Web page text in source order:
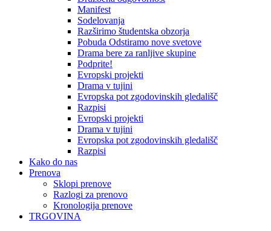
Manifest
Sodelovanja
Razširimo študentska obzorja
Pobuda Odstiramo nove svetove
Drama bere za ranljive skupine
Podprite!
Evropski projekti
Drama v tujini
Evropska pot zgodovinskih gledališč
Razpisi
Evropski projekti
Drama v tujini
Evropska pot zgodovinskih gledališč
Razpisi
Kako do nas
Prenova
Sklopi prenove
Razlogi za prenovo
Kronologija prenove
TRGOVINA